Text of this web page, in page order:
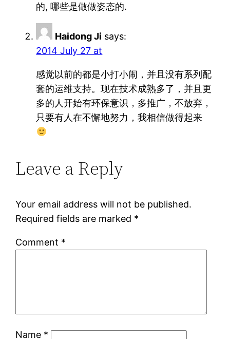
的, 哪些是做做姿态的.
Haidong Ji says:
2014 July 27 at
感觉以前的都是小打小闹，并且没有系列配
套的运维支持。现在技术成熟多了，并且更
多的人开始有环保意识，多推广，不放弃，
只要有人在不懈地努力，我相信做得起来
Leave a Reply
Your email address will not be published.
Required fields are marked *
Comment *
Name *